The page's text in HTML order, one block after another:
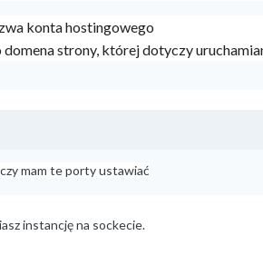
konta hostingowego
domena strony, której dotyczy
mam te porty ustawiać
instancję na sockecie.